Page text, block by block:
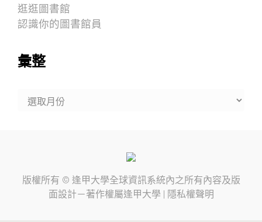
逛逛圖書館
認識你的圖書館員
彙整
版權所有 © 逢甲大學全球資訊系統內之所有內容及版
面設計－著作權屬逢甲大學 | 隱私權聲明